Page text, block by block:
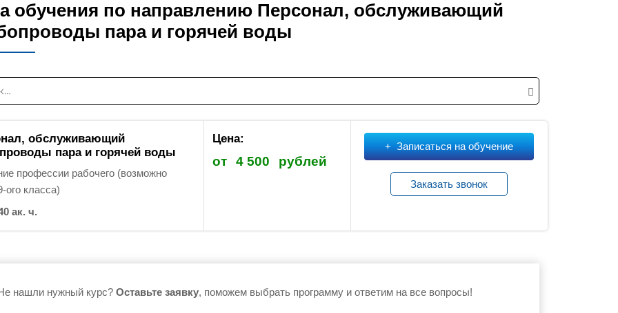
обучения по направлению Персонал, обслуживающий
пара и горячей воды
обслуживающий
пара и горячей воды
профессии рабочего (возможно
ого класса)
ак. ч.
Цена:
от 4 500 рублей
Записаться на обучение
Заказать звонок
нашли нужный курс? Оставьте заявку, поможем выбрать программу и ответим на все вопросы!